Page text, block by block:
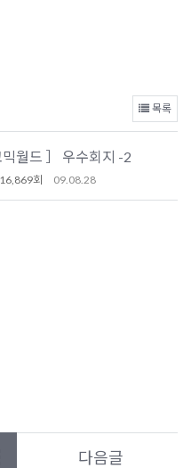
목록
믹월드 ］ 우수회지 -2
16,869회 09.08.28
다음글